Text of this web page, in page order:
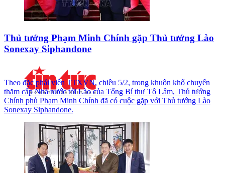
Thủ tướng Phạm Minh Chính gặp Thủ tướng Lào
Sonexay Siphandone
Theo đặc phái viên TTXVN, chiều 5/2, trong khuôn khổ chuyến
thăm cấp Nhà nước tới Lào của Tổng Bí thư Tô Lâm, Thủ tướng
Chính phủ Phạm Minh Chính đã có cuộc gặp với Thủ tướng Lào
Sonexay Siphandone.